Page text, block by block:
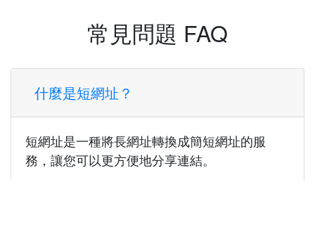
常見問題 FAQ
什麼是短網址？
短網址是一種將長網址轉換成簡短網址的服
務，讓您可以更方便地分享連結。